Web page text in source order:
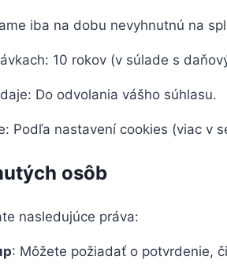
iba na dobu nevyhnutnú na
10 rokov (v súlade s
Do odvolania vášho súhlasu.
Podľa nastavení cookies (viac v
osôb
nasledujúce práva:
: Môžete požiadať o potvrdenie,